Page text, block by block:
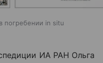
погребении in situ
ИА РАН Ольга